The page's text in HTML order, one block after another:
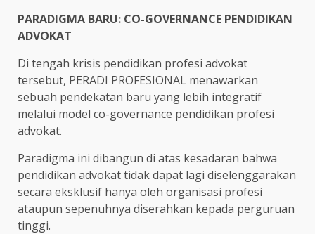
PARADIGMA BARU: CO-GOVERNANCE PENDIDIKAN
ADVOKAT
Di tengah krisis pendidikan profesi advokat
tersebut, PERADI PROFESIONAL menawarkan
sebuah pendekatan baru yang lebih integratif
melalui model co-governance pendidikan profesi
advokat.
Paradigma ini dibangun di atas kesadaran bahwa
pendidikan advokat tidak dapat lagi diselenggarakan
secara eksklusif hanya oleh organisasi profesi
ataupun sepenuhnya diserahkan kepada perguruan
tinggi.